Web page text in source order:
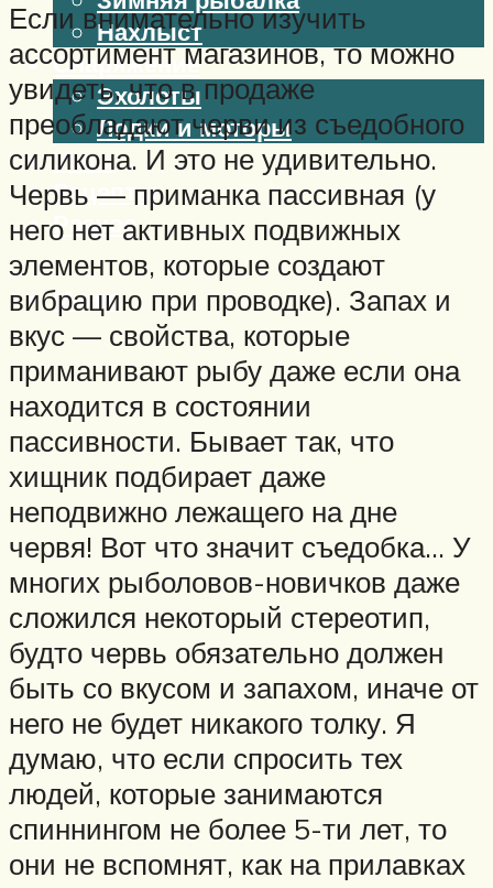
Нахлыст
Снаряжение
Эхолоты
Лодки и моторы
Узлы
Рецепты
Разное
Меню
Если внимательно изучить
ассортимент магазинов, то можно
увидеть, что в продаже
преобладают черви из съедобного
силикона. И это не удивительно.
Червь — приманка пассивная (у
него нет активных подвижных
элементов, которые создают
вибрацию при проводке). Запах и
вкус — свойства, которые
приманивают рыбу даже если она
находится в состоянии
пассивности. Бывает так, что
хищник подбирает даже
неподвижно лежащего на дне
червя! Вот что значит съедобка… У
многих рыболовов-новичков даже
сложился некоторый стереотип,
будто червь обязательно должен
быть со вкусом и запахом, иначе от
него не будет никакого толку. Я
думаю, что если спросить тех
людей, которые занимаются
спиннингом не более 5-ти лет, то
они не вспомнят, как на прилавках